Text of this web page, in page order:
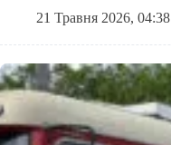
21 Травня 2026, 04:38